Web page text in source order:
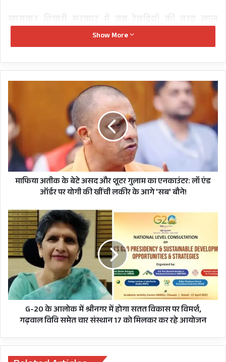
खासकर तिवारी सरकार में जब रेवड़ियों की तरह लाल
बत्तियां बंटने लगी तब गढ़ रत्न नेगीदा ने “नौछमी नरैणा”
गाकर मुख्यमंत्री पंडित नारायण दत्त तिवारी को जनता में
विलेन साबित कर दिया और नतीजा ये रहा कि 2007 में
कांग्रेस की सरकार चली गई।
फिर नरेंद्र सिंह नेगी ने निशंक राज में “अब कथगा खैल्यो”
गीत गाकर बीजेपी की नींद उड़ा दी थी। कहते है कि 2012
के चुनाव से पहले डॉ निशंक को हटाकर अगर दोबारा
खंडूरी है जरूरी का नारा बीजेपी ने दिया तो इसके पीछे का
नैरेटिव गढ़ने के कारकों में एक बड़ा कारण गढ़ रत्न का ये
Show More
के
बेटे
असद
और
शूटर
गुलाम
का
एनकाउंटर:
ऑर्डर
पर
योगी
की
खींची
लकीर
के
आगे
'सब'
माफिया अतीक के बेटे असद और शूटर गुलाम का एनकाउंटर: लॉ एंड
ऑर्डर पर योगी की खींची लकीर के आगे 'सब' बौने!
G-
20
के
आलोक
में
श्रीनगर
में
होगा
सतत
विकास
गढ़वाल
G-20 के आलोक में श्रीनगर में होगा सतत विकास पर विमर्श,
गढ़वाल विवि समेत चार संस्थान 17 को मिलकर कर रहे आयोजन